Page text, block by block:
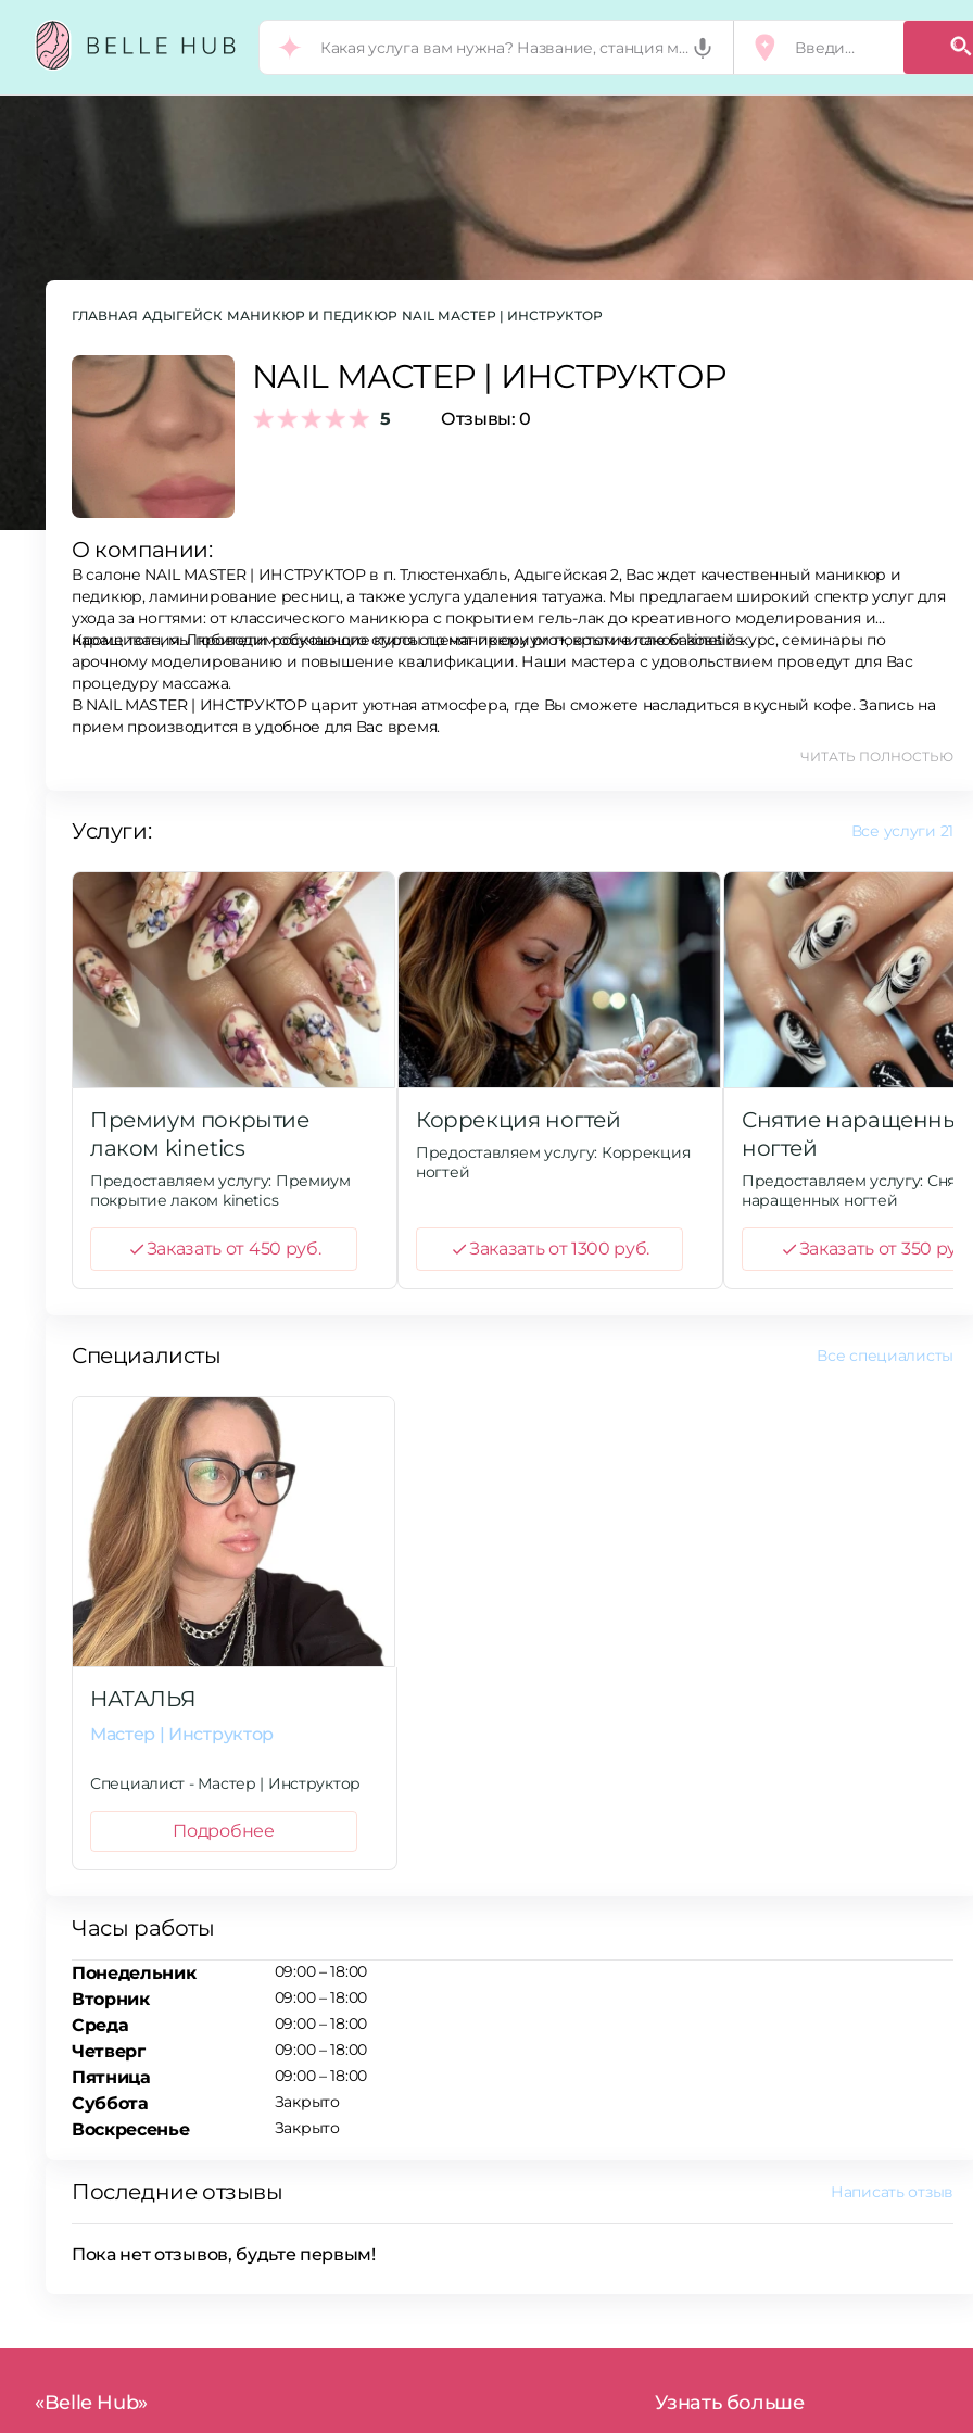
ГЛАВНАЯ АДЫГЕЙСК МАНИКЮР И ПЕДИКЮР NAIL МАСТЕР | ИНСТРУКТОР
NAIL МАСТЕР | ИНСТРУКТОР
5 Отзывы:0
О компании:
В салоне NAIL MASTER | ИНСТРУКТОР в п. Тлюстенхабль, Адыгейская 2, Вас ждет качественный маникюр и
педикюр, ламинирование ресниц, а также услуга удаления татуажа. Мы предлагаем широкий спектр услуг для
ухода за ногтями: от классического маникюра с покрытием гель-лак до креативного моделирования и
наращивания. Любители роскошного стиля оценят премиум покрытие лаком kinetics.
Кроме того, мы проводим обучающие курсы по маникюру pro+, в том числе базовый курс, семинары по
арочному моделированию и повышение квалификации. Наши мастера с удовольствием проведут для Вас
процедуру массажа.
В NAIL MASTER | ИНСТРУКТОР царит уютная атмосфера, где Вы сможете насладиться вкусный кофе. Запись на
прием производится в удобное для Вас время.
ЧИТАТЬ ПОЛНОСТЬЮ
Услуги: Все услуги 21
Премиум покрытие
лаком kinetics
Предоставляем услугу: Премиум
покрытие лаком kinetics
Заказать от 450 руб.
Коррекция ногтей
Предоставляем услугу: Коррекция
ногтей
Заказать от 1300 руб.
Снятие наращенных
ногтей
Предоставляем услугу: Снятие
наращенных ногтей
Заказать от 350 руб.
Специалисты Все специалисты
НАТАЛЬЯ
Мастер | Инструктор
Специалист - Мастер | Инструктор
Подробнее
Часы работы
Понедельник
Вторник
Среда
Четверг
Пятница
Суббота
Воскресенье
09:00 – 18:00
09:00 – 18:00
09:00 – 18:00
09:00 – 18:00
09:00 – 18:00
Закрыто
Закрыто
Последние отзывы Написать отзыв
Пока нет отзывов, будьте первым!
«Belle Hub» Узнать больше